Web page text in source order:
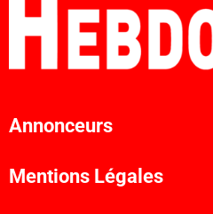
Annonceurs
Mentions Légales